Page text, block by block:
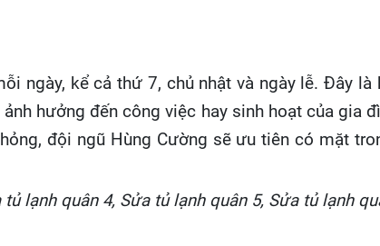
ngày, kể cả thứ 7, chủ nhật và ngày lễ. Đây
hưởng đến công việc hay sinh hoạt của gia
đội ngũ Hùng Cường sẽ ưu tiên có mặt
tủ lạnh quân 4, Sửa tủ lạnh quân 5, Sửa tủ lạnh